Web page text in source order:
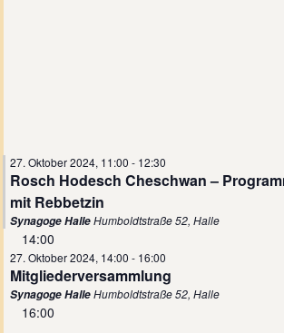
27. Oktober 2024, 11:00 - 12:30
Rosch Hodesch Cheschwan –
mit Rebbetzin
Synagoge HalleHumboldtstraße 52, Halle
14:00
27. Oktober 2024, 14:00 - 16:00
Mitgliederversammlung
Synagoge HalleHumboldtstraße 52, Halle
16:00